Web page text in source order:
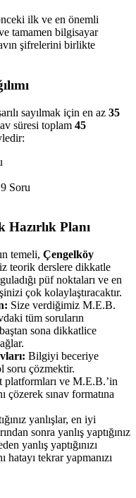
ilk ve en önemli
tamamen bilgisayar
şifrelerini birlikte
sayılmak için en az 35
süresi toplam 45
9 Soru
Hazırlık Planı
temeli, Çengelköy
teorik derslere dikkatle
püf noktaları ve en
çok kolaylaştıracaktır.
Size verdiğimiz M.E.B.
tüm soruların
sona dikkatlice
Bilgiyi beceriye
soru çözmektir.
platformları ve M.E.B.’in
çözerek sınav formatına
yanlışlar, en iyi
sonra yanlış yaptığınız
yanlış yaptığınızı
tekrar yapmanızı